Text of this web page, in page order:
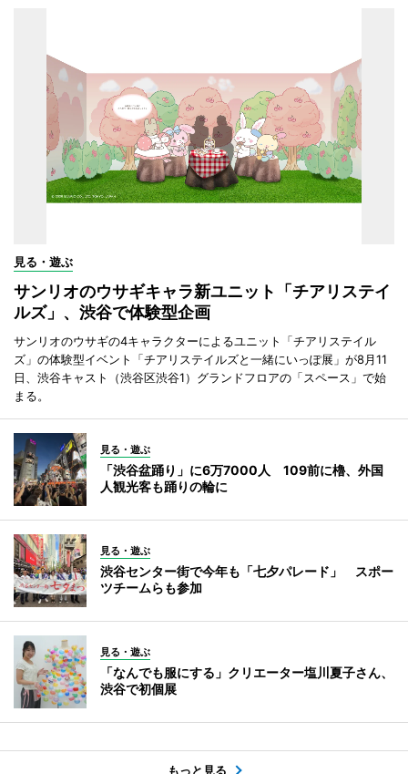
見る・遊ぶ
サンリオのウサギキャラ新ユニット「チアリステイ
ルズ」、渋谷で体験型企画
サンリオのウサギの4キャラクターによるユニット「チアリステイル
ズ」の体験型イベント「チアリステイルズと一緒にいっぽ展」が8月11
日、渋谷キャスト（渋谷区渋谷1）グランドフロアの「スペース」で始
まる。
見る・遊ぶ
「渋谷盆踊り」に6万7000人 109前に櫓、外国
人観光客も踊りの輪に
見る・遊ぶ
渋谷センター街で今年も「七夕パレード」 スポー
ツチームらも参加
見る・遊ぶ
「なんでも服にする」クリエーター塩川夏子さん、
渋谷で初個展
もっと見る